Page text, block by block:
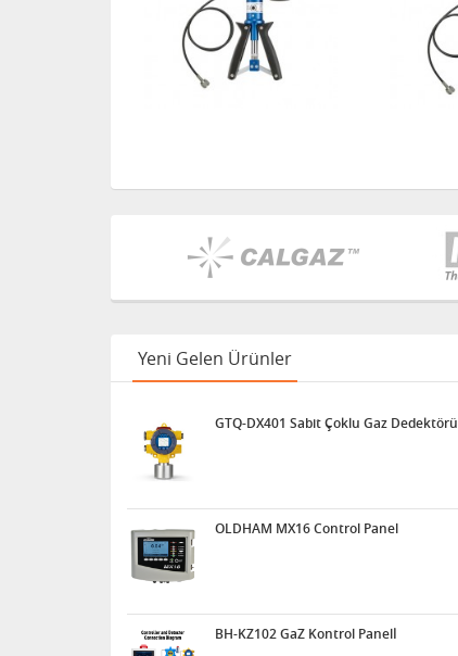
Yeni Gelen Ürünler
GTQ-DX401 Sabit Çoklu Gaz Dedektörü
OLDHAM MX16 Control Panel
BH-KZ102 GaZ Kontrol Panelİ